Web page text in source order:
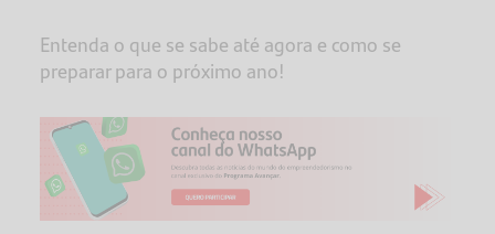
Entenda o que se sabe até agora e como se
preparar para o próximo ano!